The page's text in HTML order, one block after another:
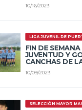
10/16/2023
LIGA JUVENIL DE
FIN DE
JUVENTUD Y
CANCHAS DE
10/09/2023
SELECCIÓN MAYOR